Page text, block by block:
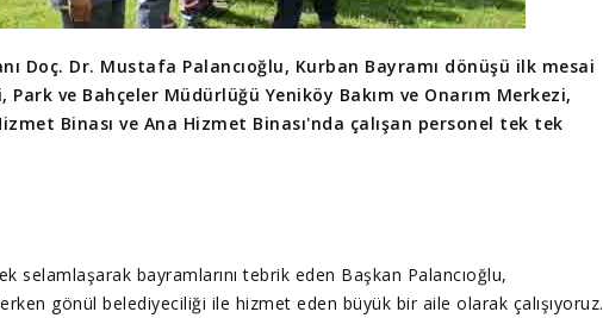
Doç. Dr. Mustafa Palancıoğlu, Kurban Bayramı dönüşü ilk mesai
ve Bahçeler Müdürlüğü Yeniköy Bakım ve Onarım Merkezi,
Binası ve Ana Hizmet Binası'nda çalışan personel tek tek
selamlaşarak bayramlarını tebrik eden Başkan Palancıoğlu,
gönül belediyeciliği ile hizmet eden büyük bir aile olarak çalışıyoruz.